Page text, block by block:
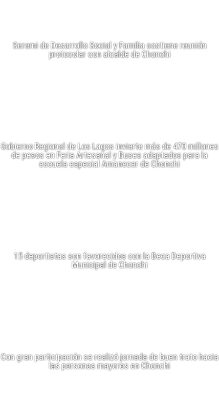
Seremi de Desarrollo Social y Familia sostiene reunión
protocolar con alcalde de Chonchi
Gobierno Regional de Los Lagos invierte más de 470 millones
de pesos en Feria Artesanal y Buses adaptados para la
escuela especial Amanecer de Chonchi
15 deportistas son favorecidos con la Beca Deportiva
Municipal de Chonchi
Con gran participación se realizó jornada de buen trato hacia
las personas mayores en Chonchi